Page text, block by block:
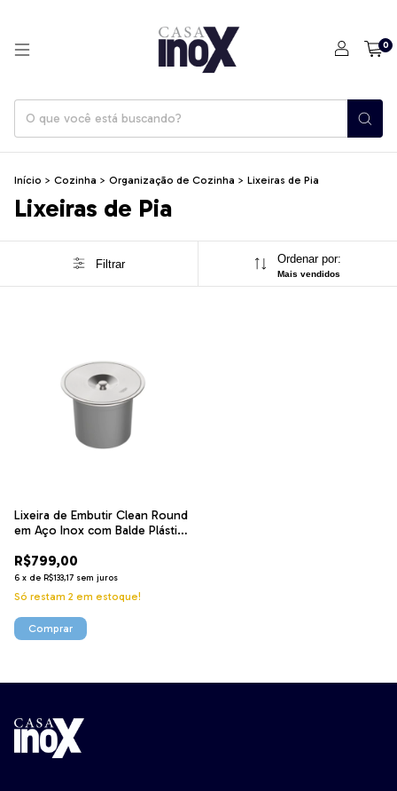
0
Início > Cozinha > Organização de Cozinha > Lixeiras de Pia
Lixeiras de Pia
Filtrar Ordenar por:
Mais vendidos
Lixeira de Embutir Clean Round
em Aço Inox com Balde Plástico
R$799,00
6 x de R$133,17 sem juros
Só restam 2 em estoque!